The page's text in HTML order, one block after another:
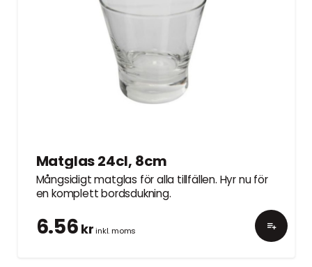
Matglas 24cl, 8cm
Mångsidigt matglas för alla tillfällen. Hyr nu för
en komplett bordsdukning.
6.56 krinkl. moms